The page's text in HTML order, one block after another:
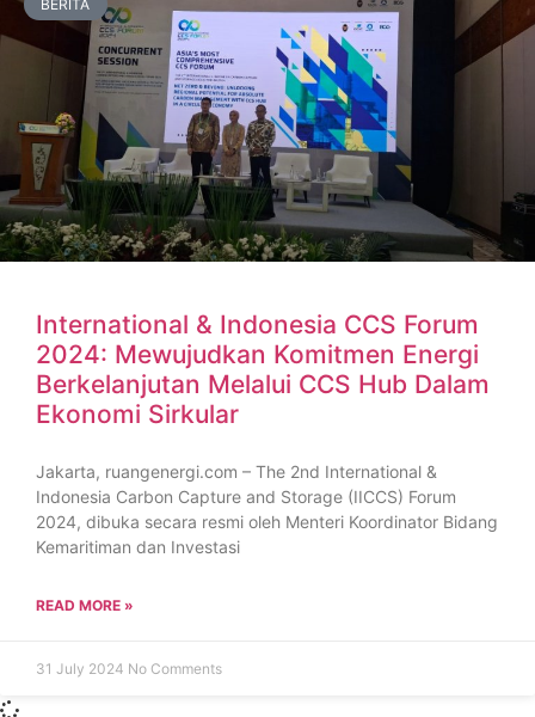
BERITA
International & Indonesia CCS Forum
2024: Mewujudkan Komitmen Energi
Berkelanjutan Melalui CCS Hub Dalam
Ekonomi Sirkular
Jakarta, ruangenergi.com – The 2nd International &
Indonesia Carbon Capture and Storage (IICCS) Forum
2024, dibuka secara resmi oleh Menteri Koordinator Bidang
Kemaritiman dan Investasi
READ MORE »
31 July 2024 No Comments